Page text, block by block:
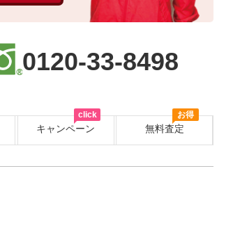
0120-33-8498
キャンペーン
お得
無料査定
click